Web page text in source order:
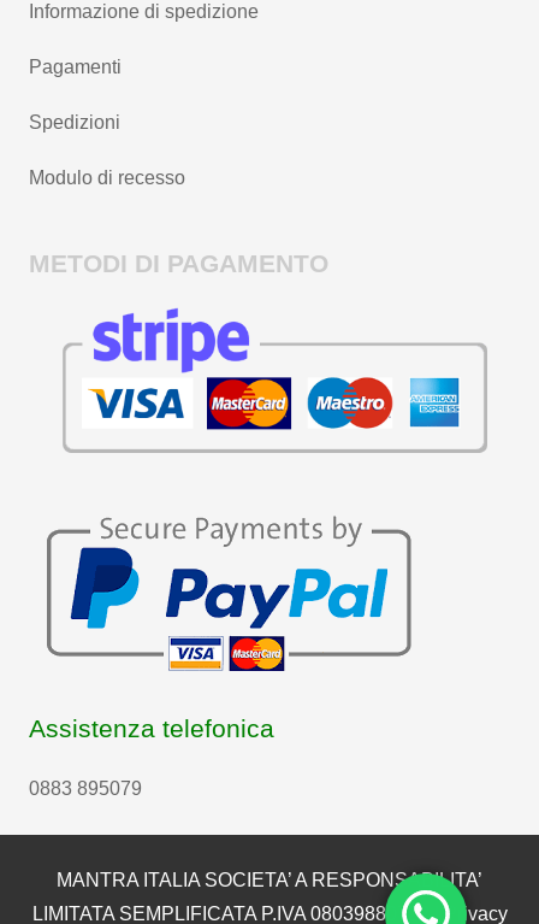
Informazione di spedizione
Pagamenti
Spedizioni
Modulo di recesso
METODI DI PAGAMENTO
Assistenza telefonica
0883 895079
MANTRA ITALIA SOCIETA’ A RESPONSABILITA’
LIMITATA SEMPLIFICATA P.IVA 08039880722 | Privacy